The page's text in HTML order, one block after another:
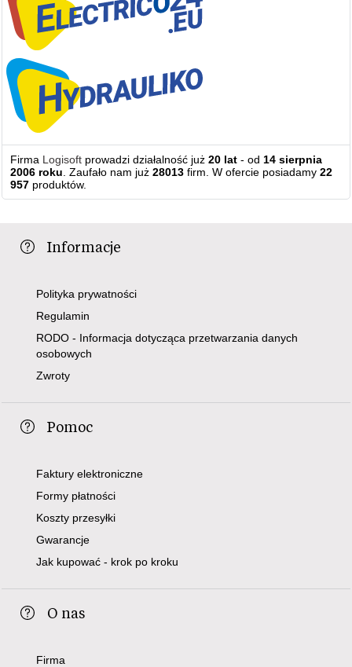
Firma Logisoft prowadzi działalność już20 lat - od 14 sierpnia
2006 roku . Zaufało nam już28013 firm. W ofercie posiadamy22
957 produktów.
Informacje
Polityka prywatności
Regulamin
RODO - Informacja dotycząca przetwarzania danych
osobowych
Zwroty
Pomoc
Faktury elektroniczne
Formy płatności
Koszty przesyłki
Gwarancje
Jak kupować - krok po kroku
O nas
Firma